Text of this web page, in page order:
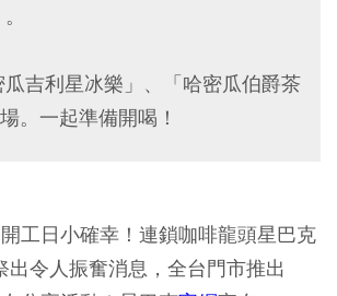
吉利星冰樂」、「哈密瓜伯爵茶
。一起準備開喝！
工日小確幸！連鎖咖啡龍頭星巴克
出令人振奮消息，全台門市推出